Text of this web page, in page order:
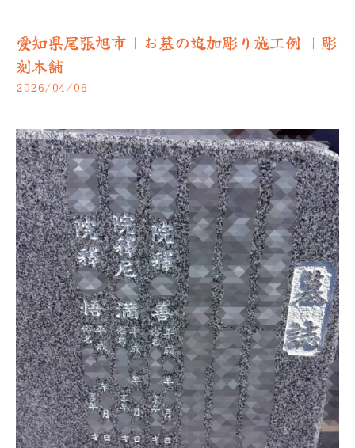
愛知県尾張旭市｜お墓の追加彫り施工例 ｜彫
刻本舗
2026/04/06